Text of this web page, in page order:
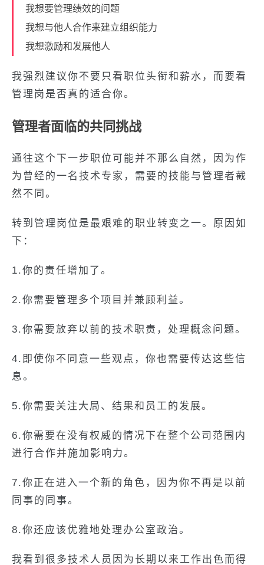
我想要管理绩效的问题
我想与他人合作来建立组织能力
我想激励和发展他人
我强烈建议你不要只看职位头衔和薪水，而要看
管理岗是否真的适合你。
管理者面临的共同挑战
通往这个下一步职位可能并不那么自然，因为作
为曾经的一名技术专家，需要的技能与管理者截
然不同。
转到管理岗位是最艰难的职业转变之一。原因如
下：
1.你的责任增加了。
2.你需要管理多个项目并兼顾利益。
3.你需要放弃以前的技术职责，处理概念问题。
4.即使你不同意一些观点，你也需要传达这些信
息。
5.你需要关注大局、结果和员工的发展。
6.你需要在没有权威的情况下在整个公司范围内
进行合作并施加影响力。
7.你正在进入一个新的角色，因为你不再是以前
同事的同事。
8.你还应该优雅地处理办公室政治。
我看到很多技术人员因为长期以来工作出色而得